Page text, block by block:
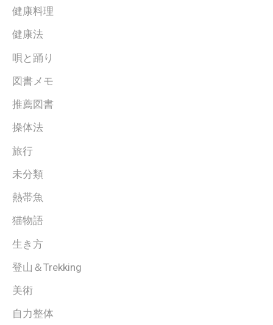
健康料理
健康法
唄と踊り
図書メモ
推薦図書
操体法
旅行
未分類
熱帯魚
猫物語
生き方
登山＆Trekking
美術
自力整体